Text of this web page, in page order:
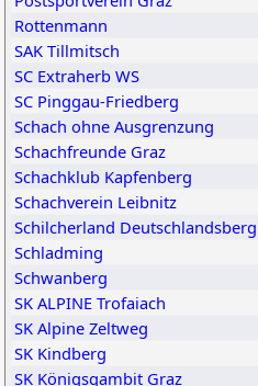
Rottenmann
SAK Tillmitsch
SC Extraherb WS
SC Pinggau-Friedberg
Schach ohne Ausgrenzung
Schachfreunde Graz
Schachklub Kapfenberg
Schachverein Leibnitz
Schilcherland Deutschlandsberg
Schladming
Schwanberg
SK ALPINE Trofaiach
SK Alpine Zeltweg
SK Kindberg
SK Königsgambit Graz